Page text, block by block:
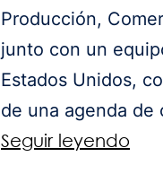
Producción,
junto con un
Estados Unidos,
de una agenda
Seguir leyendo